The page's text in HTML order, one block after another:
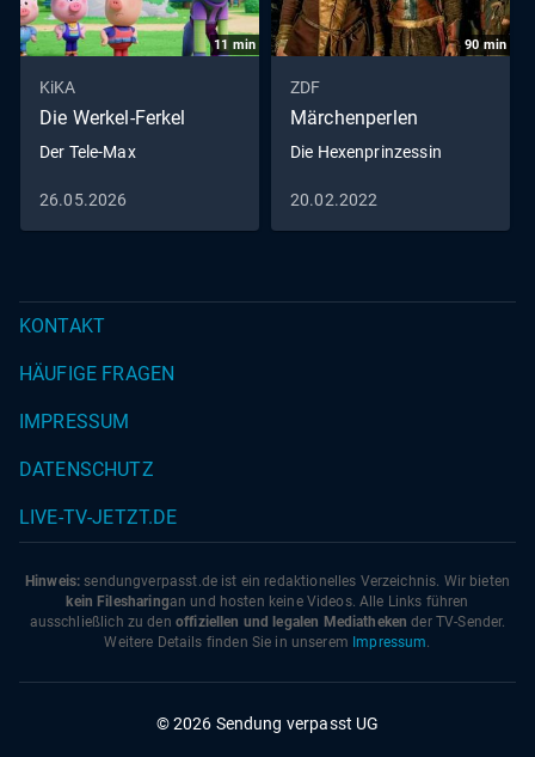
11 min
KiKA
Die Werkel-Ferkel
Der Tele-Max
26.05.2026
90 min
ZDF
Märchenperlen
Die Hexenprinzessin
20.02.2022
KONTAKT
HÄUFIGE FRAGEN
IMPRESSUM
DATENSCHUTZ
LIVE-TV-JETZT.DE
Hinweis: sendungverpasst.de ist ein redaktionelles Verzeichnis. Wir bieten
kein Filesharingan und hosten keine Videos. Alle Links führen
ausschließlich zu den offiziellen und legalen Mediatheken der TV-Sender.
Weitere Details finden Sie in unserem Impressum.
© 2026 Sendung verpasst UG